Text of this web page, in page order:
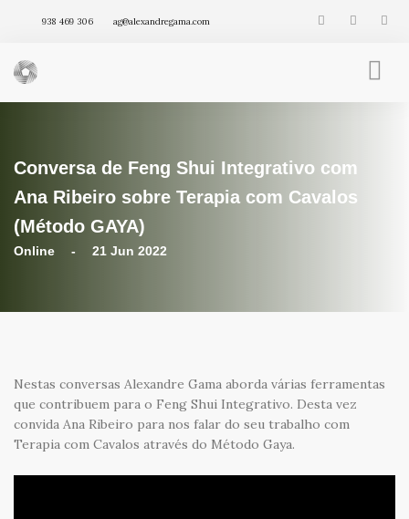
938 469 306 ag@alexandregama.com
VÍDEOS
ARTIGOS
PRODUTOS
Conversa de Feng Shui Integrativo com
Ana Ribeiro sobre Terapia com Cavalos
(Método GAYA)
Online - 21 Jun 2022
Nestas conversas Alexandre Gama aborda várias ferramentas
que contribuem para o Feng Shui Integrativo. Desta vez
convida Ana Ribeiro para nos falar do seu trabalho com
Terapia com Cavalos através do Método Gaya.